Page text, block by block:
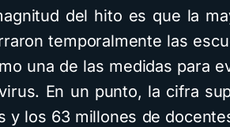
del hito es que la
temporalmente las
una de las medidas para
En un punto, la cifra
y los 63 millones de